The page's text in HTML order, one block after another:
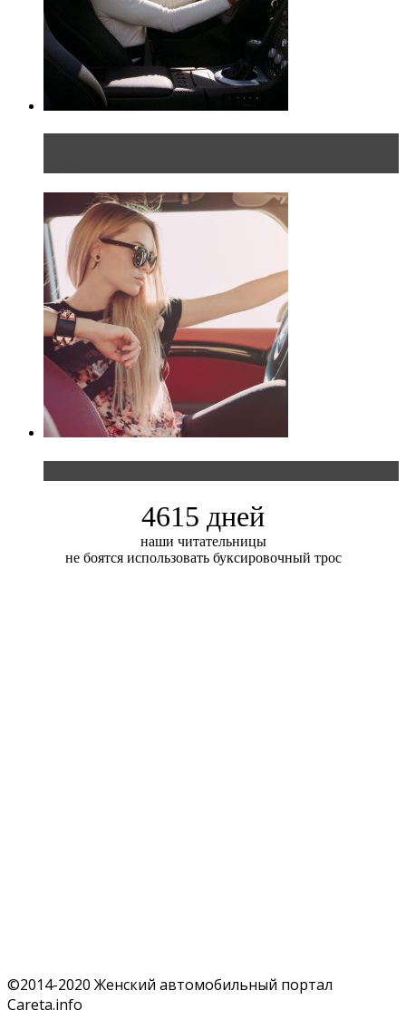
4615 дней
наши читательницы
не боятся использовать буксировочный трос
©2014-2020 Женский автомобильный портал
Careta.info